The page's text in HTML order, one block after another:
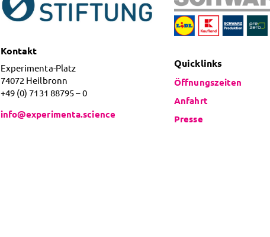
Kontakt
Experimenta-Platz
74072 Heilbronn
+49 (0) 7131 88795 – 0
info@experimenta.science
Quicklinks
Öffnungszeiten
Anfahrt
Presse